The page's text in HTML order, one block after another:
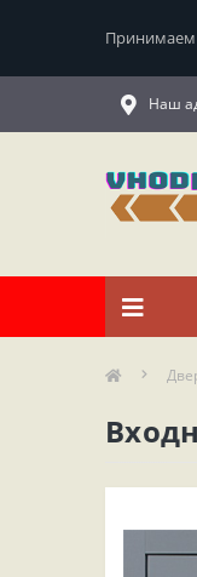
Принимаем
Наш